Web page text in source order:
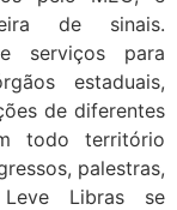
de sinais.
serviços para
estaduais,
de diferentes
todo território
palestras,
Libras se